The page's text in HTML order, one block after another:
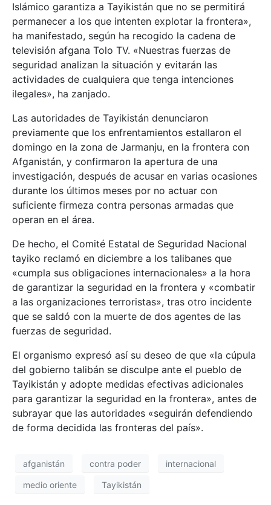
Islámico garantiza a Tayikistán que no se permitirá
permanecer a los que intenten explotar la frontera»,
ha manifestado, según ha recogido la cadena de
televisión afgana Tolo TV. «Nuestras fuerzas de
seguridad analizan la situación y evitarán las
actividades de cualquiera que tenga intenciones
ilegales», ha zanjado.
Las autoridades de Tayikistán denunciaron
previamente que los enfrentamientos estallaron el
domingo en la zona de Jarmanju, en la frontera con
Afganistán, y confirmaron la apertura de una
investigación, después de acusar en varias ocasiones
durante los últimos meses por no actuar con
suficiente firmeza contra personas armadas que
operan en el área.
De hecho, el Comité Estatal de Seguridad Nacional
tayiko reclamó en diciembre a los talibanes que
«cumpla sus obligaciones internacionales» a la hora
de garantizar la seguridad en la frontera y «combatir
a las organizaciones terroristas», tras otro incidente
que se saldó con la muerte de dos agentes de las
fuerzas de seguridad.
El organismo expresó así su deseo de que «la cúpula
del gobierno talibán se disculpe ante el pueblo de
Tayikistán y adopte medidas efectivas adicionales
para garantizar la seguridad en la frontera», antes de
subrayar que las autoridades «seguirán defendiendo
de forma decidida las fronteras del país».
afganistán contra poder internacional
medio oriente Tayikistán